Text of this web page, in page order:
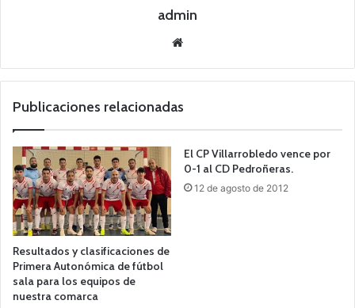
admin
we
Publicaciones relacionadas
Resultados y clasificaciones de
Primera Autonómica de fútbol
sala para los equipos de
nuestra comarca
El CP Villarrobledo vence por
0-1 al CD Pedroñeras.
12 de agosto de 2012